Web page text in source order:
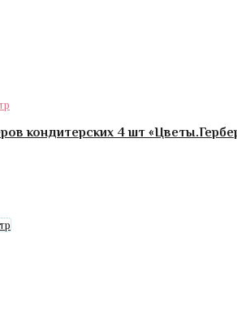
кондитерских 4 шт